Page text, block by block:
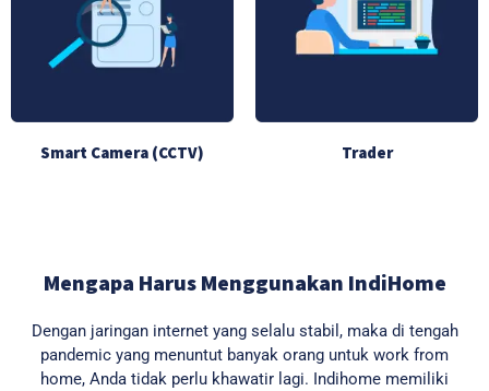
Smart Camera (CCTV) Trader
Mengapa Harus Menggunakan IndiHome
Dengan jaringan internet yang selalu stabil, maka di tengah
pandemic yang menuntut banyak orang untuk work from
home, Anda tidak perlu khawatir lagi. Indihome memiliki